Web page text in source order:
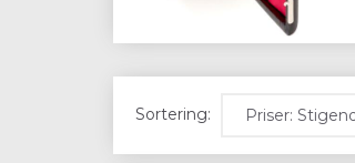
Sortering: